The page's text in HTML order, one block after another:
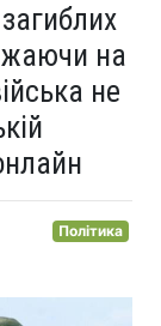
на
не
Політика